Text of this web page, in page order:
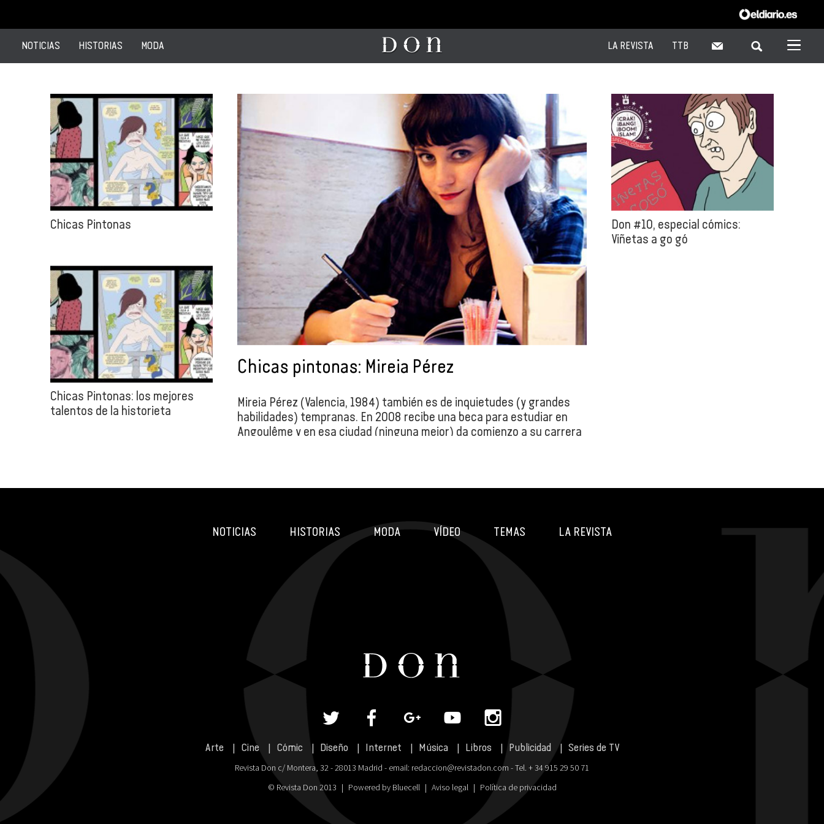
NOTICIAS HISTORIAS MODA LA REVISTA TTB
Chicas Pintonas
Chicas Pintonas: los mejores
talentos de la historieta
Chicas pintonas: Mireia Pérez
Mireia Pérez (Valencia, 1984) también es de inquietudes (y grandes
habilidades) tempranas. En 2008 recibe una beca para estudiar en
Angoulême y en esa ciudad (ninguna mejor) da comienzo a su carrera
que tuvo su continuación en ‘Chico y Monstrua en la Llegada de la
2011 el Premio Inter-nacional Fnac- Sins Entido de novela gráfica por
su primera obra ‘Nómada’, la primera parte de ‘La muchacha salvaje’,
primer volumen de una trilogía que esperamos con ganazas. Con
Don #10, especial cómics:
Viñetas a go gó
NOTICIAS HISTORIAS MODA VÍDEO TEMAS LA REVISTA
Arte Cine Cómic Diseño Internet Música Libros Publicidad Series de TV
Revista Don c/ Montera, 32 - 28013 Madrid - email: redaccion@revistadon.com - Tel. + 34 915 29 50 71
© Revista Don 2013 | Powered by Bluecell | Aviso legal | Política de privacidad